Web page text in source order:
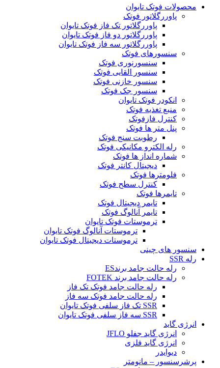
محصولات فوتک تایوان
پاوررگلاتور فوتک
پاوررگلاتور تک فاز فوتک تایوان
پاوررگلاتور دو فاز فوتک تایوان
پاوررگلاتور سه فاز فوتک تایوان
سنسورهای فوتک
سنسورنوری فوتک
سنسور القایی فوتک
سنسور خازنی فوتک
سنسور جک فوتک
انکودر فوتک تایوان
منبع تغذیه فوتک
کنترل فازفوتک
پنل متر ها فوتک
رطوبت سنج فوتک
رله الکترو مکانیکی فوتک
شماره انداز ها فوتک
دیجیتال کانتر فوتک
فلومترها فوتک
کنترل سطح فوتک
تایمرها فوتک
تایمر دیجیتال فوتک
تایمر آنالوگ فوتک
ترموستات فوتک تایوان
ترموستات آنالوگ فوتک تایوان
ترموستات دیجیتال فوتک تایوان
سنسور های چینی
رله SSR
رله حالت جامد برندES
رله حالت جامد برند FOTEK
رله حالت جامد فوتک تک فاز
رله حالت جامد فوتک سه فاز
SSR تک فاز سلفی فوتک تایوان
SSR سه فاز سلفی فوتک تایوان
انرژی گاید
انرژی گاید جفلو JFLO
انرژی گاید فلزی
دیوایدر
پرشرسنسور – مانومتر